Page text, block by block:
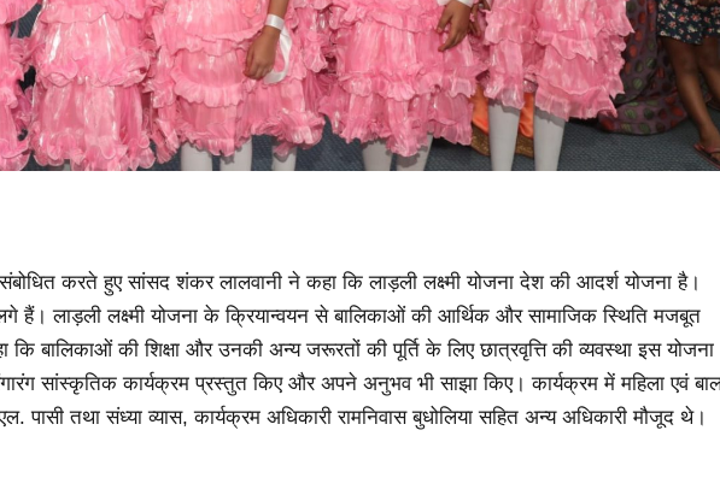
करते हुए सांसद शंकर लालवानी ने कहा कि लाड़ली लक्ष्मी योजना देश की आदर्श योजना है।
लाड़ली लक्ष्मी योजना के क्रियान्वयन से बालिकाओं की आर्थिक और सामाजिक स्थिति मजबूत
बालिकाओं की शिक्षा और उनकी अन्य जरूरतों की पूर्ति के लिए छात्रवृत्ति की व्यवस्था इस योजना
सांस्कृतिक कार्यक्रम प्रस्तुत किए और अपने अनुभव भी साझा किए। कार्यक्रम में महिला एवं
तथा संध्या व्यास, कार्यक्रम अधिकारी रामनिवास बुधोलिया सहित अन्य अधिकारी मौजूद थे।